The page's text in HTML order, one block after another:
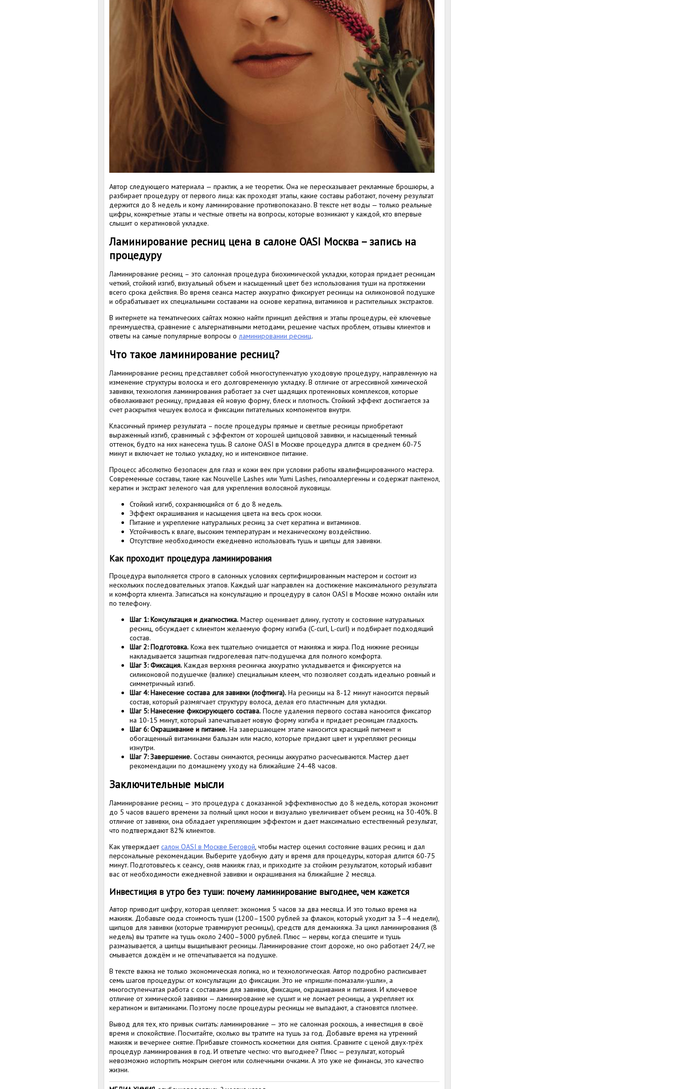
Автор следующего материала — практик, а не теоретик. Она не пересказывает рекламные брошюры, а
разбирает процедуру от первого лица: как проходят этапы, какие составы работают, почему результат
держится до 8 недель и кому ламинирование противопоказано. В тексте нет воды — только реальные
цифры, конкретные этапы и честные ответы на вопросы, которые возникают у каждой, кто впервые
слышит о кератиновой укладке.
Ламинирование ресниц цена в салоне OASI Москва – запись на
процедуру
Ламинирование ресниц – это салонная процедура биохимической укладки, которая придает ресницам
четкий, стойкий изгиб, визуальный объем и насыщенный цвет без использования туши на протяжении
всего срока действия. Во время сеанса мастер аккуратно фиксирует ресницы на силиконовой подушке
и обрабатывает их специальными составами на основе кератина, витаминов и растительных экстрактов.
В интернете на тематических сайтах можно найти принцип действия и этапы процедуры, её ключевые
преимущества, сравнение с альтернативными методами, решение частых проблем, отзывы клиентов и
ответы на самые популярные вопросы о ламинировании ресниц.
Что такое ламинирование ресниц?
Ламинирование ресниц представляет собой многоступенчатую уходовую процедуру, направленную на
изменение структуры волоска и его долговременную укладку. В отличие от агрессивной химической
завивки, технология ламинирования работает за счет щадящих протеиновых комплексов, которые
обволакивают ресницу, придавая ей новую форму, блеск и плотность. Стойкий эффект достигается за
счет раскрытия чешуек волоса и фиксации питательных компонентов внутри.
Классичный пример результата – после процедуры прямые и светлые ресницы приобретают
выраженный изгиб, сравнимый с эффектом от хорошей щипцовой завивки, и насыщенный темный
оттенок, будто на них нанесена тушь. В салоне OASI в Москве процедура длится в среднем 60-75
минут и включает не только укладку, но и интенсивное питание.
Процесс абсолютно безопасен для глаз и кожи век при условии работы квалифицированного мастера.
Современные составы, такие как Nouvelle Lashes или Yumi Lashes, гипоаллергенны и содержат пантенол,
кератин и экстракт зеленого чая для укрепления волосяной луковицы.
Стойкий изгиб, сохраняющийся от 6 до 8 недель.
Эффект окрашивания и насыщения цвета на весь срок носки.
Питание и укрепление натуральных ресниц за счет кератина и витаминов.
Устойчивость к влаге, высоким температурам и механическому воздействию.
Отсутствие необходимости ежедневно использовать тушь и щипцы для завивки.
Как проходит процедура ламинирования
Процедура выполняется строго в салонных условиях сертифицированным мастером и состоит из
нескольких последовательных этапов. Каждый шаг направлен на достижение максимального результата
и комфорта клиента. Записаться на консультацию и процедуру в салон OASI в Москве можно онлайн или
по телефону.
Шаг 1: Консультация и диагностика. Мастер оценивает длину, густоту и состояние натуральных
ресниц, обсуждает с клиентом желаемую форму изгиба (C-curl, L-curl) и подбирает подходящий
состав.
Шаг 2: Подготовка. Кожа век тщательно очищается от макияжа и жира. Под нижние ресницы
накладывается защитная гидрогелевая патч-подушечка для полного комфорта.
Шаг 3: Фиксация. Каждая верхняя ресничка аккуратно укладывается и фиксируется на
силиконовой подушечке (валике) специальным клеем, что позволяет создать идеально ровный и
симметричный изгиб.
Шаг 4: Нанесение состава для завивки (лофтинга). На ресницы на 8-12 минут наносится первый
состав, который размягчает структуру волоса, делая его пластичным для укладки.
Шаг 5: Нанесение фиксирующего состава. После удаления первого состава наносится фиксатор
на 10-15 минут, который запечатывает новую форму изгиба и придает ресницам гладкость.
Шаг 6: Окрашивание и питание. На завершающем этапе наносится красящий пигмент и
обогащенный витаминами бальзам или масло, которые придают цвет и укрепляют ресницы
изнутри.
Шаг 7: Завершение. Составы снимаются, ресницы аккуратно расчесываются. Мастер дает
рекомендации по домашнему уходу на ближайшие 24-48 часов.
Заключительные мысли
Ламинирование ресниц – это процедура с доказанной эффективностью до 8 недель, которая экономит
до 5 часов вашего времени за полный цикл носки и визуально увеличивает объем ресниц на 30-40%. В
отличие от завивки, она обладает укрепляющим эффектом и дает максимально естественный результат,
что подтверждают 82% клиентов.
Как утверждаетсалон OASI в Москве Беговой, чтобы мастер оценил состояние ваших ресниц и дал
персональные рекомендации. Выберите удобную дату и время для процедуры, которая длится 60-75
минут. Подготовьтесь к сеансу, сняв макияж глаз, и приходите за стойким результатом, который избавит
вас от необходимости ежедневной завивки и окрашивания на ближайшие 2 месяца.
Инвестиция в утро без туши: почему ламинирование выгоднее, чем кажется
Автор приводит цифру, которая цепляет: экономия 5 часов за два месяца. И это только время на
макияж. Добавьте сюда стоимость туши (1200–1500 рублей за флакон, который уходит за 3–4 недели),
щипцов для завивки (которые травмируют ресницы), средств для демакияжа. За цикл ламинирования (8
недель) вы тратите на тушь около 2400–3000 рублей. Плюс — нервы, когда спешите и тушь
размазывается, а щипцы выщипывают ресницы. Ламинирование стоит дороже, но оно работает 24/7, не
смывается дождём и не отпечатывается на подушке.
В тексте важна не только экономическая логика, но и технологическая. Автор подробно расписывает
семь шагов процедуры: от консультации до фиксации. Это не «пришли-помазали-ушли», а
многоступенчатая работа с составами для завивки, фиксации, окрашивания и питания. И ключевое
отличие от химической завивки — ламинирование не сушит и не ломает ресницы, а укрепляет их
кератином и витаминами. Поэтому после процедуры ресницы не выпадают, а становятся плотнее.
Вывод для тех, кто привык считать: ламинирование — это не салонная роскошь, а инвестиция в своё
время и спокойствие. Посчитайте, сколько вы тратите на тушь за год. Добавьте время на утренний
макияж и вечернее снятие. Прибавьте стоимость косметики для снятия. Сравните с ценой двух-трёх
процедур ламинирования в год. И ответьте честно: что выгоднее? Плюс — результат, который
невозможно испортить мокрым снегом или солнечными очками. А это уже не финансы, это качество
жизни.